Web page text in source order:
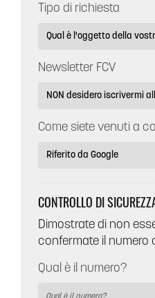
Tipo di richiesta
Newsletter FCV
Come siete venuti a
CONTROLLO DI
Dimostrate di non
confermate il numero
Qual è il numero?